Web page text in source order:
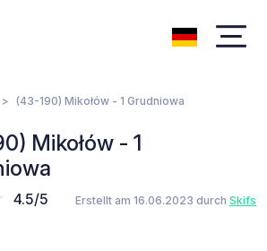
(43-190) Mikołów - 1 Grudniowa
Mikołów - 1
4.5/5 Erstellt am 16.06.2023 durch Skifs